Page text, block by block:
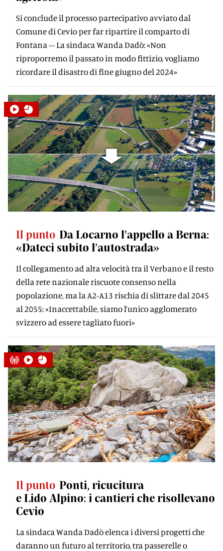
Si conclude il processo partecipativo avviato dal
Comune di Cevio per far ripartire il comparto di
Fontana – La sindaca Wanda Dadò: «Non
riproporremo il passato in modo fittizio, vogliamo
ricordare il disastro di fine giugno del 2024»
Il punto Da Locarno l’appello a Berna:
«Dateci subito l’autostrada»
Il collegamento ad alta velocità tra il Verbano e il resto
della rete nazionale riscuote consenso nella
popolazione, ma la A2-A13 rischia di slittare dal 2045
al 2055: «Inaccettabile, siamo l’unico agglomerato
svizzero ad essere tagliato fuori»
Il punto Ponti, ricucitura
e Lido Alpino: i cantieri che risollevano
Cevio
La sindaca Wanda Dadò elenca i diversi progetti che
daranno un futuro al territorio, tra passerelle o